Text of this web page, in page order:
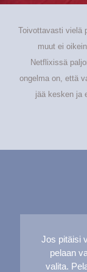
Toivottavasti vielä
muut ei
Netflixissä
ongelma on, että
jää kesken ja
Jos pitäisi
pelaan
valita.